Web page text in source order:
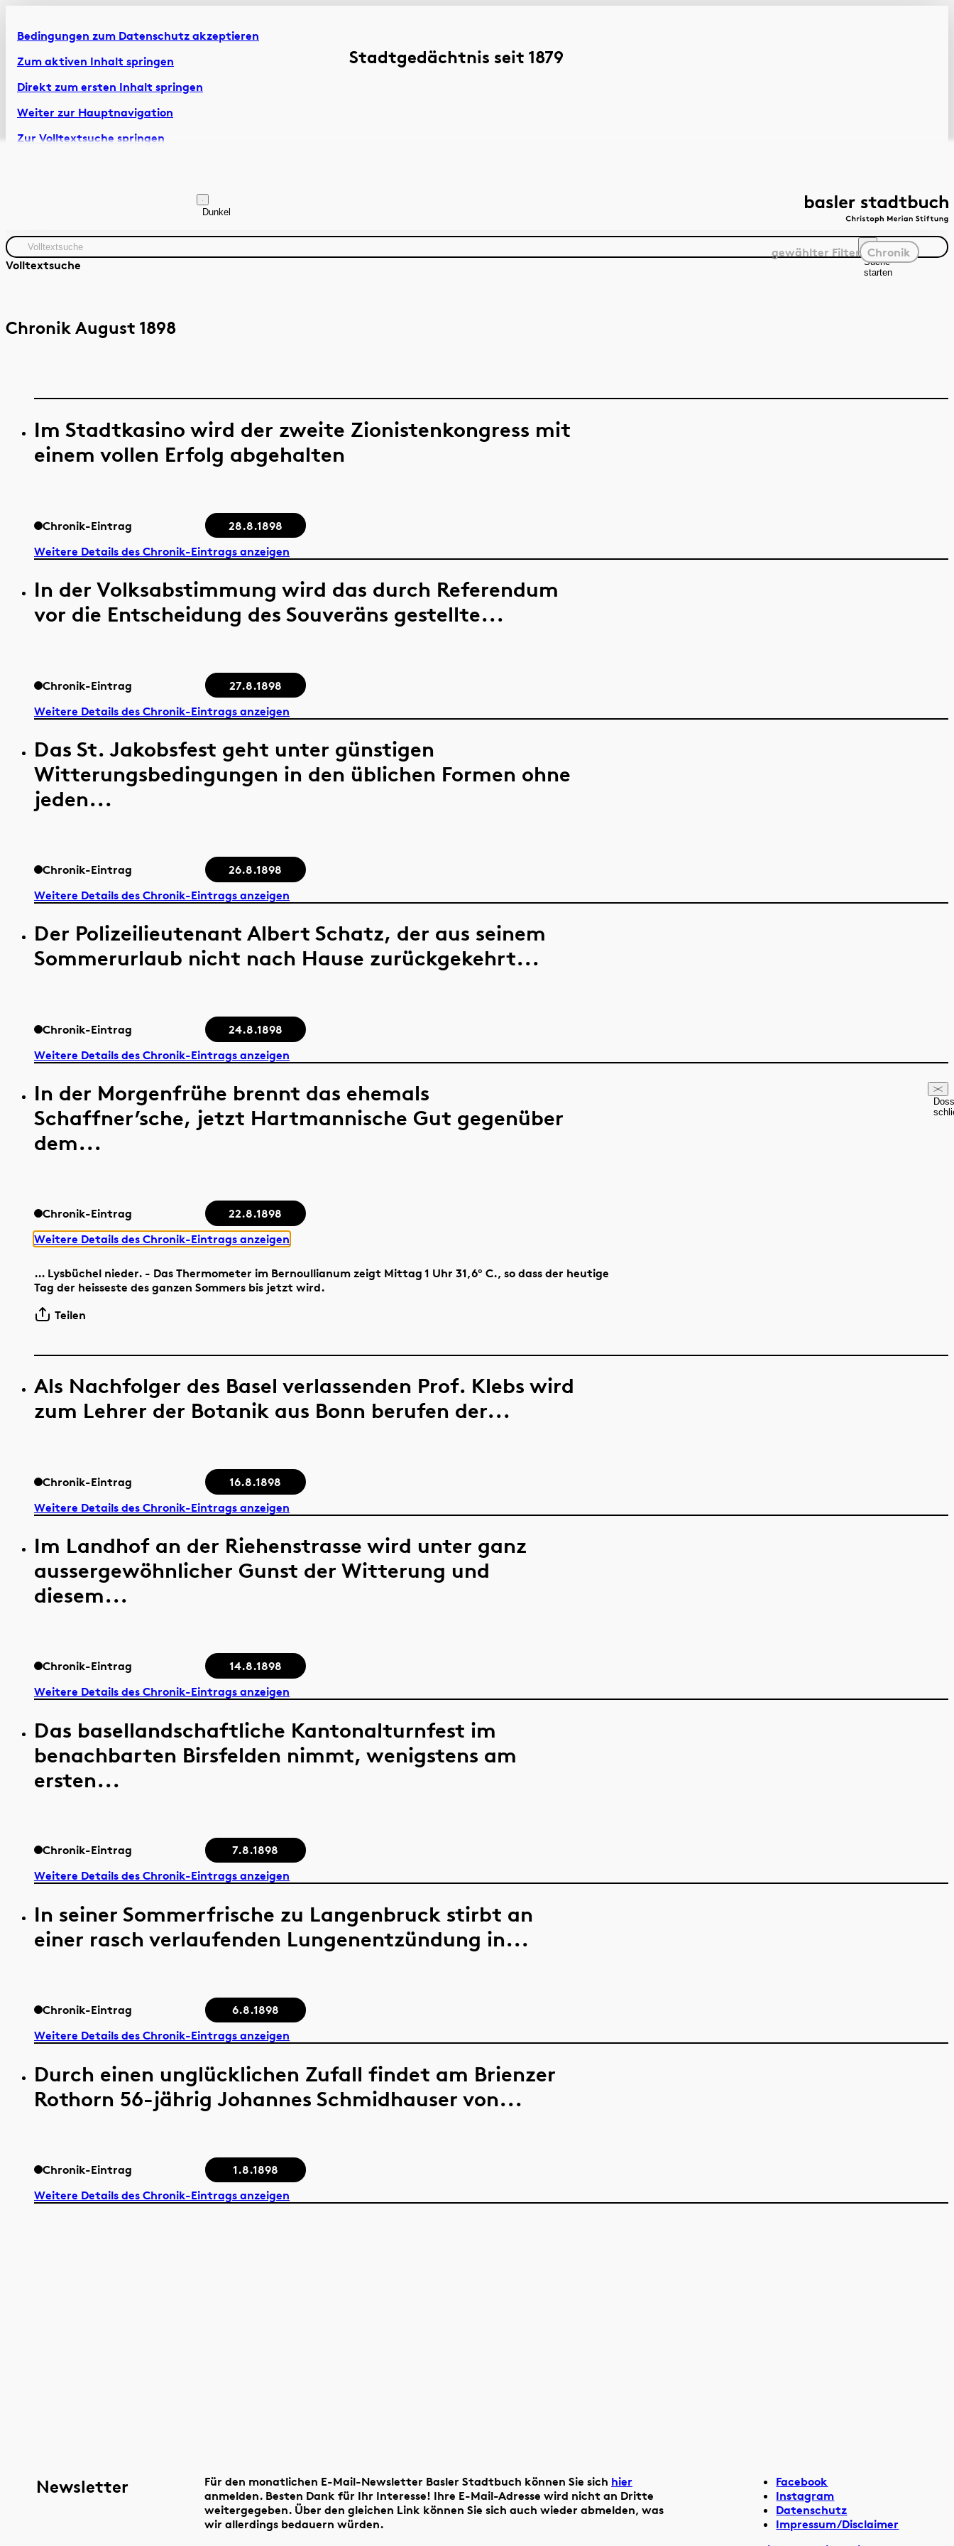
Bedingungen zum Datenschutz akzeptieren
Zum aktiven Inhalt springen
Direkt zum ersten Inhalt springen
Weiter zur Hauptnavigation
Zur Volltextsuche springen
Dunkel
Volltextsuche
Suche
starten
gewählter Filter Chronik
Stadtgedächtnis seit 1879
Chronik August 1898
Im Stadtkasino wird der zweite Zionistenkongress mit
einem vollen Erfolg abgehalten
Chronik-Eintrag
28.8.1898
Weitere Details des Chronik-Eintrags anzeigen
In der Volksabstimmung wird das durch Referendum
vor die Entscheidung des Souveräns gestellte...
Chronik-Eintrag
27.8.1898
Weitere Details des Chronik-Eintrags anzeigen
Das St. Jakobsfest geht unter günstigen
Witterungsbedingungen in den üblichen Formen ohne
jeden...
Chronik-Eintrag
26.8.1898
Weitere Details des Chronik-Eintrags anzeigen
Der Polizeilieutenant Albert Schatz, der aus seinem
Sommerurlaub nicht nach Hause zurückgekehrt...
Chronik-Eintrag
24.8.1898
Weitere Details des Chronik-Eintrags anzeigen
In der Morgenfrühe brennt das ehemals
Schaffner’sche, jetzt Hartmannische Gut gegenüber
dem...
Chronik-Eintrag
22.8.1898
Weitere Details des Chronik-Eintrags anzeigen
… Lysbüchel nieder. - Das Thermometer im Bernoullianum zeigt Mittag 1 Uhr 31,6º C., so dass der heutige
Tag der heisseste des ganzen Sommers bis jetzt wird.
Teilen
Als Nachfolger des Basel verlassenden Prof. Klebs wird
zum Lehrer der Botanik aus Bonn berufen der...
Chronik-Eintrag
16.8.1898
Weitere Details des Chronik-Eintrags anzeigen
Im Landhof an der Riehenstrasse wird unter ganz
aussergewöhnlicher Gunst der Witterung und
diesem...
Chronik-Eintrag
14.8.1898
Weitere Details des Chronik-Eintrags anzeigen
Das basellandschaftliche Kantonalturnfest im
benachbarten Birsfelden nimmt, wenigstens am
ersten...
Chronik-Eintrag
7.8.1898
Weitere Details des Chronik-Eintrags anzeigen
In seiner Sommerfrische zu Langenbruck stirbt an
einer rasch verlaufenden Lungenentzündung in...
Chronik-Eintrag
6.8.1898
Weitere Details des Chronik-Eintrags anzeigen
Durch einen unglücklichen Zufall findet am Brienzer
Rothorn 56-jährig Johannes Schmidhauser von...
Chronik-Eintrag
1.8.1898
Weitere Details des Chronik-Eintrags anzeigen
Newsletter Für den monatlichen E-Mail-Newsletter Basler Stadtbuch können Sie sich hier
anmelden. Besten Dank für Ihr Interesse! Ihre E-Mail-Adresse wird nicht an Dritte
weitergegeben. Über den gleichen Link können Sie sich auch wieder abmelden, was
wir allerdings bedauern würden.
Facebook
Instagram
Datenschutz
Impressum/Disclaimer